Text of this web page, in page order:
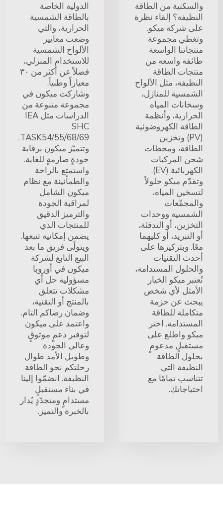
والسكنية من الطاقة
النظيفة؟ إلقاء نظرة
على شركة ميكو.
وتغطي مجموعة
منتجاتنا الواسعة
طائفة واسعة من
منتجات الطاقة
النظيفة، مثل الألواح
الشمسية للمنازل،
وسخانات المياه
الحرارية، وأنظمة
الطاقة الكهروضوئية
(PV) وتخزين
الطاقة، ومحطات
شحن المركبات
الكهربائية (EV).
وتقدّم ميكو حلولاً
لتسخين المياه،
والمجمِّعات
الشمسية ووحدات
التخزين، أو التدفئة،
أو التبريد، أو كليهما
معًا. وبتركيزها على
أحدث التقنيات
والحلول المستدامة،
تُعتبر ميكو الخيار
الأمثل لأي شخص
يبحث عن حزمة
متكاملة للطاقة
المستدامة. اختر
ميكو واطلع على
مستقبلٍ مدعومٍ
بحلول الطاقة
النظيفة التي
تتناسب تمامًا مع
احتياجاتك.
الدولية الخاصة
بالطاقة الشمسية
الحرارية، والتي
وضعت معايير
الألواح الشمسية
للاستخدام المنزلي،
فضلاً عن أكثر من ٣٠
معياراً وطنياً.
وشاركت ميكون في
مجموعة متنوعة من
الدراسات مثل IEA
SHC
TASK54/55/68/69.
وتتميّز ميكون برقابة
جودةٍ صارمةٍ للغاية.
واستمتع بالراحة
والطمأنينة مع نظام
ميكون الشامل
لمراقبة الجودة
والترميز الدقيق
للمنتجات الذي
يضمن إمكانية تتبعها.
ويتولّى فريق ما بعد
البيع التابع لشركة
ميكون في أوروبا
مسؤولية حل أي
مشكلات تتعلق
بالمنتج أو التقنية،
وضمان رضاكم التام.
واعتمد على ميكون
لتوفير دعمٍ موثوقٍ
وعالي الجودة
وطويل الأمد طوال
رحلتكم نحو الطاقة
النظيفة. انضمّوا إلينا
في بناء مستقبلٍ
مستدامٍ ومتجدّدٍ يُدار
بالخبرة والتميز.